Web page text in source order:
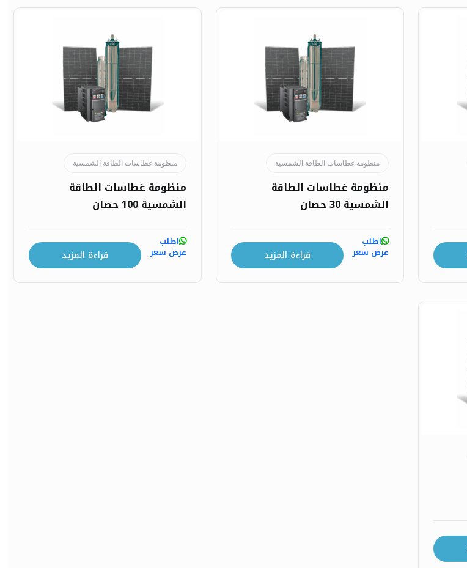
منظومة غطاسات الطاقة الشمسية
منظومة غطاسات الطاقة
الشمسية 30 حصان
اطلب
عرض سعر قراءة المزيد
منظومة غطاسات الطاقة الشمسية
منظومة غطاسات الطاقة
الشمسية 100 حصان
اطلب
عرض سعر قراءة المزيد